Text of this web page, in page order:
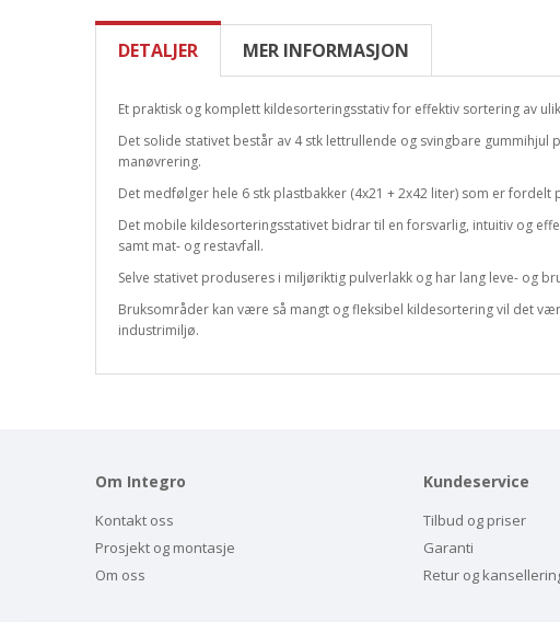
DETALJER MER INFORMASJON
Et praktisk og komplett kildesorteringsstativ for effektiv sortering av
Det solide stativet består av 4 stk lettrullende og svingbare
manøvrering.
Det medfølger hele 6 stk plastbakker (4x21 + 2x42 liter) som er
Det mobile kildesorteringsstativet bidrar til en forsvarlig, intuitiv og
samt mat- og restavfall.
Selve stativet produseres i miljøriktig pulverlakk og har lang leve- og
Bruksområder kan være så mangt og fleksibel kildesortering vil det
industrimiljø.
Om Integro
Kontakt oss
Prosjekt og montasje
Om oss
Kundeservice
Tilbud og priser
Garanti
Retur og